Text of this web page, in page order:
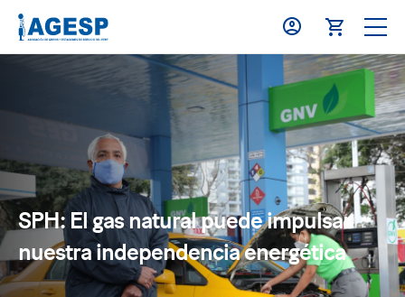
SPH: El gas natural puede impulsar
nuestra independencia energética